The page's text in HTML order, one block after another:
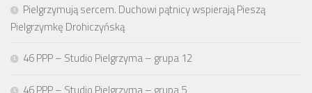
Pielgrzymują sercem. Duchowi pątnicy wspierają Pieszą
Pielgrzymkę Drohiczyńską
46 PPP – Studio Pielgrzyma – grupa 12
46 PPP – Studio Pielgrzyma – grupa 5